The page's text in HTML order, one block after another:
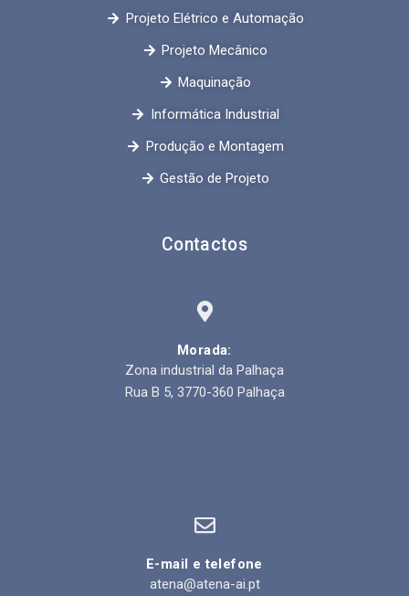
Projeto Elétrico e Automação
Projeto Mecânico
Maquinação
Informática Industrial
Produção e Montagem
Gestão de Projeto
Contactos
Morada:
Zona industrial da Palhaça
Rua B 5, 3770-360 Palhaça
E-mail e telefone
atena@atena-ai.pt